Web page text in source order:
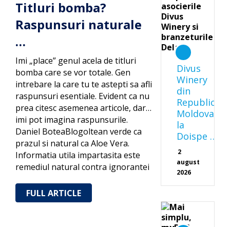
Titluri bomba?
Raspunsuri naturale
…
Imi „place” genul acela de titluri
bomba care se vor totale. Gen
intrebare la care tu te astepti sa afli
raspunsuri esentiale. Evident ca nu
prea citesc asemenea articole, dar…
imi pot imagina raspunsurile.
Daniel BoteaBlogoltean verde ca
prazul si natural ca Aloe Vera.
Informatia utila impartasita este
remediul natural contra ignorantei
FULL ARTICLE
Divus
Winery
din
Republica
Moldova
la
Doispe …
2
august
2026